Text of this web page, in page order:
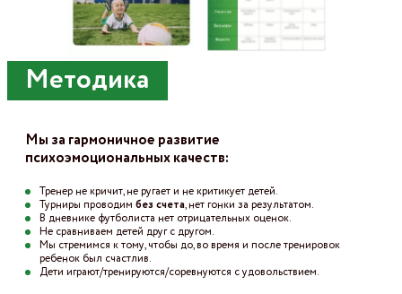
Методика
Мы за гармоничное развитие
психоэмоциональных качеств:
Тренер не кричит, не ругает и не критикует детей.
Турниры проводим без счета, нет гонки за результатом.
В дневнике футболиста нет отрицательных оценок.
Не сравниваем детей друг c другом.
Мы стремимся к тому, чтобы до, во время и после тренировок
ребенок был счастлив.
Дети играют/тренируются/соревнуются с удовольствием.